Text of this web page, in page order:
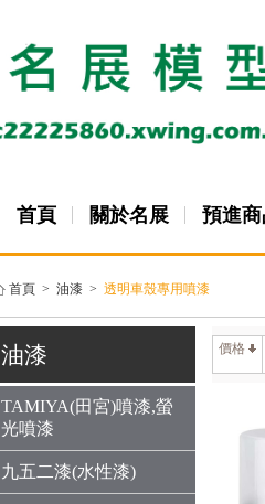
首頁 關於名展 預進
首頁 > 油漆 > 透明車殼專用噴漆
油漆
TAMIYA(田宮)噴漆,螢
光噴漆
九五二漆(水性漆)
價格